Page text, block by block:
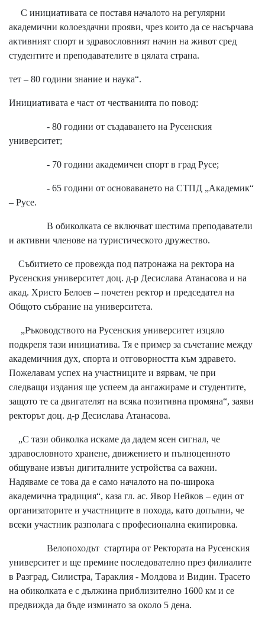
С инициативата се поставя началото на регулярни
академични колоездачни прояви, чрез които да се насърчава
активният спорт и здравословният начин на живот сред
студентите и преподавателите в цялата страна.
тет – 80 години знание и наука“.
Инициативата е част от честванията по повод:
- 80 години от създаването на Русенския
университет;
- 70 години академичен спорт в град Русе;
- 65 години от основаването на СТПД „Академик“
– Русе.
В обиколката се включват шестима преподаватели
и активни членове на туристическото дружество.
Събитието се провежда под патронажа на ректора на
Русенския университет доц. д-р Десислава Атанасова и на
акад. Христо Белоев – почетен ректор и председател на
Общото събрание на университета.
„Ръководството на Русенския университет изцяло
подкрепя тази инициатива. Тя е пример за съчетание между
академичния дух, спорта и отговорността към здравето.
Пожелавам успех на участниците и вярвам, че при
следващи издания ще успеем да ангажираме и студентите,
защото те са двигателят на всяка позитивна промяна“, заяви
ректорът доц. д-р Десислава Атанасова.
„С тази обиколка искаме да дадем ясен сигнал, че
здравословното хранене, движението и пълноценното
общуване извън дигиталните устройства са важни.
Надяваме се това да е само началото на по-широка
академична традиция“, каза гл. ас. Явор Нейков – един от
организаторите и участниците в похода, като допълни, че
всеки участник разполага с професионална екипировка.
Велопоходът стартира от Ректората на Русенския
университет и ще премине последователно през филиалите
в Разград, Силистра, Тараклия - Молдова и Видин. Трасето
на обиколката е с дължина приблизително 1600 км и се
предвижда да бъде изминато за около 5 дена.